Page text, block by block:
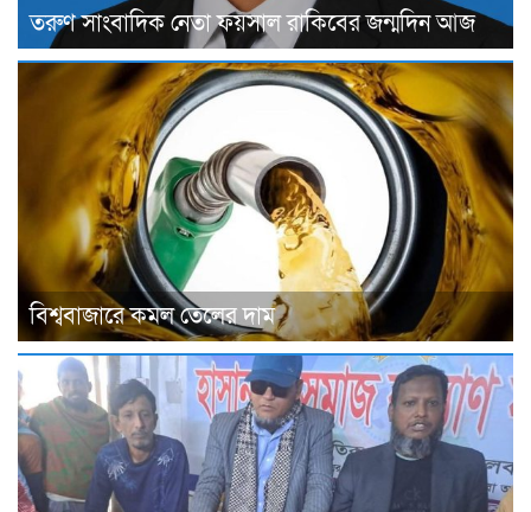
তরুণ সাংবাদিক নেতা ফয়সাল রাকিবের জন্মদিন আজ
বিশ্ববাজারে কমল তেলের দাম